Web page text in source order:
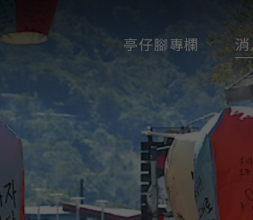
亭仔腳專欄